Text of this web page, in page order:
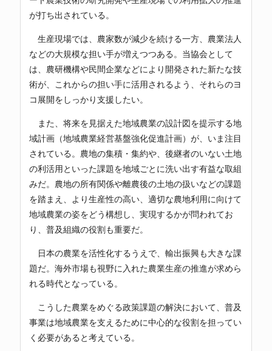
が打ち出されている。
生産現場では、農家数が減少を続ける一方、農業法人
などの大規模な担い手が増えつつある。当協会として
は、農研機構や民間企業などにより開発された新たな技
術が、これからの担い手に活用されるよう、それらのヨ
コ展開をしっかり支援したい。
また、将来を見据えた地域農業の設計図を提示する地
域計画（地域農業経営基盤強化促進計画）が、いま注目
されている。農地の集積・集約や、後継者のいない土地
の利活用といった課題を地域ごとに洗い出す有益な取組
みだ。農地の所有関係や離農後の土地の扱いなどの課題
を踏まえ、より生産性の高い、適切な農地利用に向けて
地域農業の姿をどう構想し、実現するかが問われてお
り、普及組織の役割も重要だ。
日本の農業を活性化するうえで、輸出振興も大きな課
題だ。海外市場も視野に入れた農業生産の推進が求めら
れる時代となっている。
こうした農業をめぐる政策課題の解決において、普及
事業は地域農業を支えるために中心的な役割を担ってい
く必要があると考えている。